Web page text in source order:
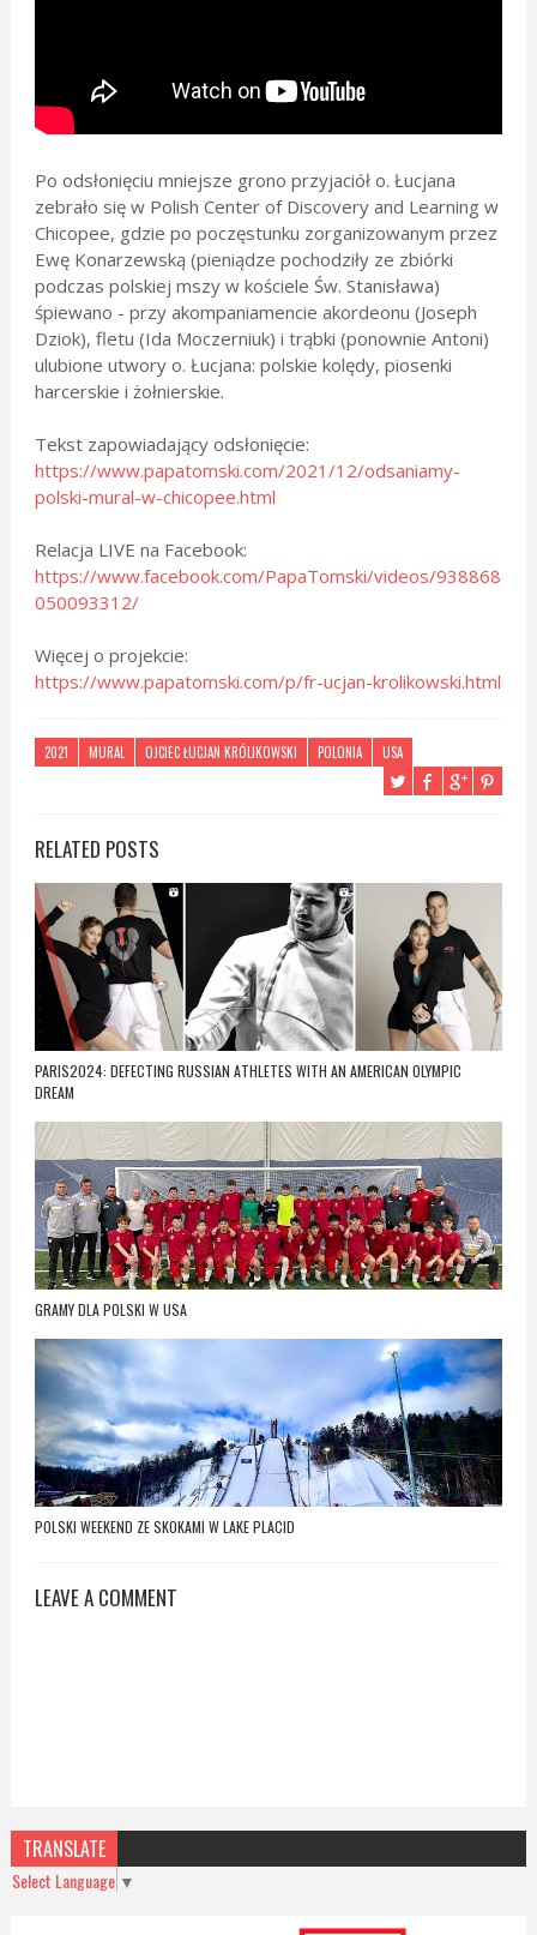
Po odsłonięciu mniejsze grono przyjaciół o. Łucjana
zebrało się w Polish Center of Discovery and Learning w
Chicopee, gdzie po poczęstunku zorganizowanym przez
Ewę Konarzewską (pieniądze pochodziły ze zbiórki
podczas polskiej mszy w kościele Św. Stanisława)
śpiewano - przy akompaniamencie akordeonu (Joseph
Dziok), fletu (Ida Moczerniuk) i trąbki (ponownie Antoni)
ulubione utwory o. Łucjana: polskie kolędy, piosenki
harcerskie i żołnierskie.
Tekst zapowiadający odsłonięcie:
https://www.papatomski.com/2021/12/odsaniamy-
polski-mural-w-chicopee.html
Relacja LIVE na Facebook:
https://www.facebook.com/PapaTomski/videos/938868
050093312/
Więcej o projekcie:
https://www.papatomski.com/p/fr-ucjan-krolikowski.html
2021 MURAL OJCIEC ŁUCJAN KRÓLIKOWSKI POLONIA USA
RELATED POSTS
PARIS2024: DEFECTING RUSSIAN ATHLETES WITH AN AMERICAN OLYMPIC
DREAM
GRAMY DLA POLSKI W USA
POLSKI WEEKEND ZE SKOKAMI W LAKE PLACID
LEAVE A COMMENT
TRANSLATE
Select Language ▼